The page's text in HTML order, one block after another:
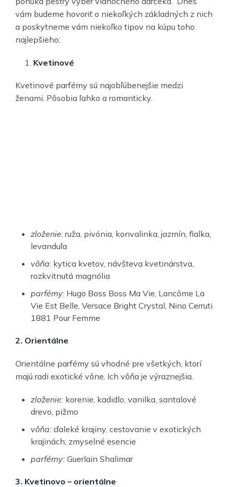
vám budeme hovoriť o niekoľkých základných z nich
a poskytneme vám niekoľko tipov na kúpu toho
najlepšieho:
Kvetinové
Kvetinové parfémy sú najobľúbenejšie medzi
ženami. Pôsobia ľahko a romanticky.
zloženie: ruža, pivónia, konvalinka, jazmín, fialka,
levanduľa
vôňa: kytica kvetov, návšteva kvetinárstva,
rozkvitnutá magnólia
parfémy: Hugo Boss Boss Ma Vie, Lancôme La
Vie Est Belle, Versace Bright Crystal, Nino Cerruti
1881 Pour Femme
2. Orientálne
Orientálne parfémy sú vhodné pre všetkých, ktorí
majú radi exotické vône. Ich vôňa je výraznejšia.
zloženie: korenie, kadidlo, vanilka, santalové
drevo, pižmo
vôňa: ďaleké krajiny, cestovanie v exotických
krajinách, zmyselné esencie
parfémy: Guerlain Shalimar
3. Kvetinovo – orientálne